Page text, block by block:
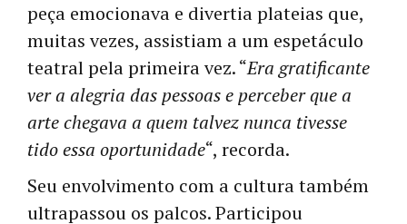
peça emocionava e divertia plateias que,
muitas vezes, assistiam a um espetáculo
teatral pela primeira vez. “Era gratificante
ver a alegria das pessoas e perceber que a
arte chegava a quem talvez nunca tivesse
tido essa oportunidade“, recorda.
Seu envolvimento com a cultura também
ultrapassou os palcos. Participou